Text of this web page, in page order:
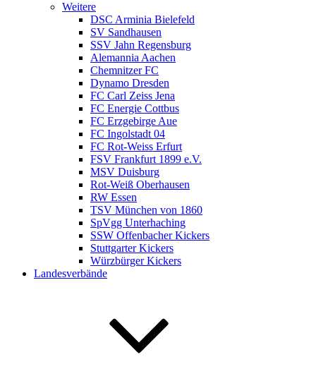
Weitere
DSC Arminia Bielefeld
SV Sandhausen
SSV Jahn Regensburg
Alemannia Aachen
Chemnitzer FC
Dynamo Dresden
FC Carl Zeiss Jena
FC Energie Cottbus
FC Erzgebirge Aue
FC Ingolstadt 04
FC Rot-Weiss Erfurt
FSV Frankfurt 1899 e.V.
MSV Duisburg
Rot-Weiß Oberhausen
RW Essen
TSV München von 1860
SpVgg Unterhaching
SSW Offenbacher Kickers
Stuttgarter Kickers
Würzbürger Kickers
Landesverbände